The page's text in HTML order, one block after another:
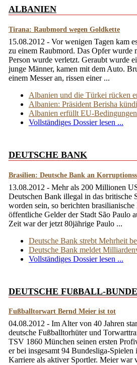
ALBANIEN
Tirana: Raubmord wegen Goldkette
15.08.2012 - Vor wenigen Tagen kam
zu einem Raubmord. Das Opfer wurde
Person wurde verletzt. Geraubt wurde
junge Männer, kamen mit dem Auto.
einem Messer an, rissen einer ...
Albanien und die Türkei rücken
Albanien: Präsident Berisha
Albanien erfüllt EU-
Vollständiges Dossier lesen ...
DEUTSCHE BANK
Brasilien: Deutsche Bank an
13.08.2012 - Mehr als 200 Millionen
Deutschen Bank illegal in das britische
worden sein, so berichten
öffentliche Gelder der Stadt São Paulo
Zeit war der jetzt 80jährige Paulo ...
Deutsche Bank strebt Mehrheit
Deutsche Bank meldet
Vollständiges Dossier lesen ...
DEUTSCHE FUßBALL-
Fußballtorwart Bernd Meier ist tot
04.08.2012 - Im Alter von 40 Jahren
deutsche Fußballtorhüter und
TSV 1860 München seinen ersten
er bei insgesamt 94 Bundesliga-Spielen
Karriere als aktiver Sportler. Meier war